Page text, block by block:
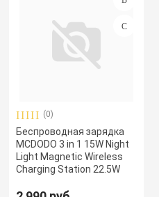
(0)
Беспроводная зарядка
MCDODO 3 in 1 15W Night
Light Magnetic Wireless
Charging Station 22.5W